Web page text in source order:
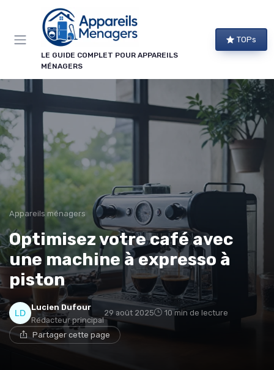
LE GUIDE COMPLET POUR APPAREILS
MÉNAGERS
TOPs
Appareils ménagers
Optimisez votre café avec
une machine à expresso à
piston
Lucien Dufour
Rédacteur principal
29 août 2025 10 min de lecture
Partager cette page
Panneau de gestion des cookies